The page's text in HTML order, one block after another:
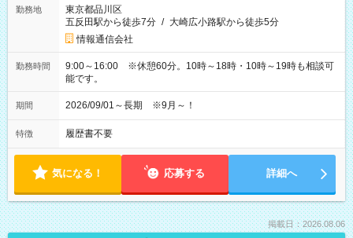
勤務地
東京都品川区
五反田駅から徒歩7分 / 大崎広小路駅から徒歩5分
情報通信会社
勤務時間
9:00～16:00 ※休憩60分。10時～18時・10時～19時も相談可
能です。
期間 2026/09/01～長期 ※9月～！
特徴 履歴書不要
気になる！ 応募する 詳細へ
掲載日：2026.08.06